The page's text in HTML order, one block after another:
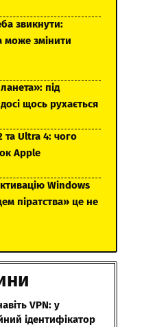
звикнути:
може змінити
під
щось рухається
та Ultra 4: чого
Apple
Windows
піратства» це не
VPN: у
ідентифікатор